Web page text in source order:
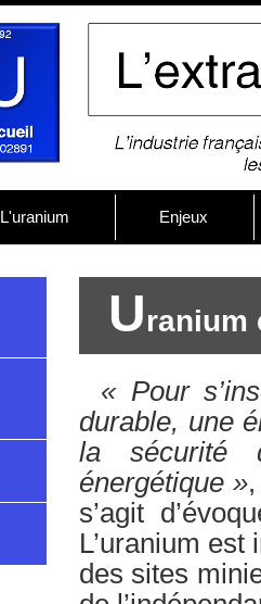
L'uranium Enjeux
Uranium
« Pour
durable, une
la sécurité
énergétique »
s’agit
L’uranium
des sites